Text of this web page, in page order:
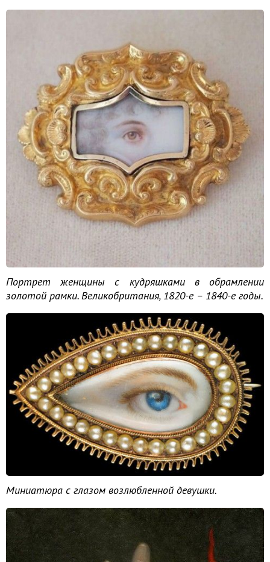
Портрет женщины с кудряшками в обрамлении
золотой рамки. Великобритания, 1820-е – 1840-е годы.
Миниатюра с глазом возлюбленной девушки.